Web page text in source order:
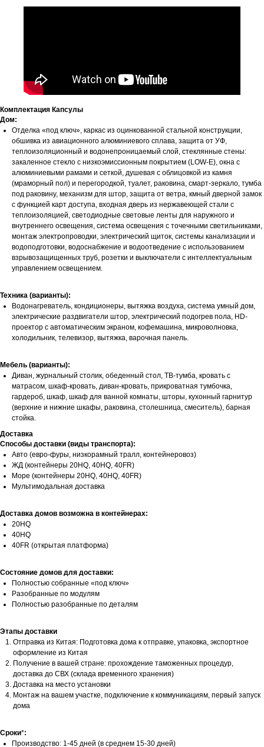
Комплектация Капсулы
Дом:
Отделка «под ключ», каркас из оцинкованной стальной конструкции,
обшивка из авиационного алюминиевого сплава, защита от УФ,
теплоизоляционный и водонепроницаемый слой, стеклянные стены:
закаленное стекло с низкоэмиссионным покрытием (LOW-E), окна с
алюминиевыми рамами и сеткой, душевая с облицовкой из камня
(мраморный пол) и перегородкой, туалет, раковина, смарт-зеркало, тумба
под раковину, механизм для штор, защита от ветра, кмный дверной замок
с функцией карт доступа, входная дверь из нержавеющей стали с
теплоизоляцией, светодиодные световые ленты для наружного и
внутреннего освещения, система освещения с точечными светильниками,
монтаж электропроводки, электрический щиток, системы канализации и
водоподготовки, водоснабжение и водоотведение с использованием
взрывозащищенных труб, розетки и выключатели с интеллектуальным
управлением освещением.
Техника (варианты):
Водонагреватель, кондиционеры, вытяжка воздуха, система умный дом,
электрические раздвигатели штор, электрический подогрев пола, HD-
проектор с автоматическим экраном, кофемашина, микроволновка,
холодильник, телевизор, вытяжка, варочная панель.
Мебель (варианты):
Диван, журнальный столик, обеденный стол, ТВ-тумба, кровать с
матрасом, шкаф-кровать, диван-кровать, прикроватная тумбочка,
гардероб, шкаф, шкаф для ванной комнаты, шторы, кухонный гарнитур
(верхние и нижние шкафы, раковина, столешница, смеситель), барная
стойка.
Доставка
Способы доставки (виды транспорта):
Авто (евро-фуры, низкорамный тралл, контейнеровоз)
ЖД (контейнеры 20HQ, 40HQ, 40FR)
Море (контейнеры 20HQ, 40HQ, 40FR)
Мультимодальная доставка
Доставка домов возможна в контейнерах:
20HQ
40HQ
40FR (открытая платформа)
Состояние домов для доставки:
Полностью собранные «под ключ»
Разобранные по модулям
Полностью разобранные по деталям
Этапы доставки
Отправка из Китая: Подготовка дома к отправке, упаковка, экспортное
оформление из Китая
Получение в вашей стране: прохождение таможенных процедур,
доставка до СВХ (склада временного хранения)
Доставка на место установки
Монтаж на вашем участке, подключение к коммуникациям, первый запуск
дома
Сроки*:
Производство: 1-45 дней (в среднем 15-30 дней)